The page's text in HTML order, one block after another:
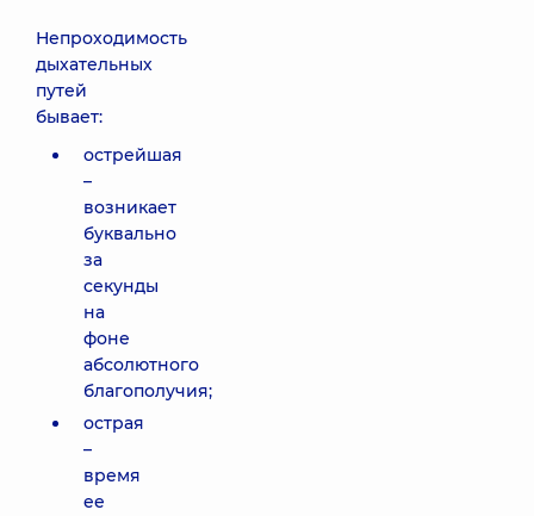
Непроходимость
дыхательных
путей
бывает:
острейшая
–
возникает
буквально
за
секунды
на
фоне
абсолютного
благополучия;
острая
–
время
ее